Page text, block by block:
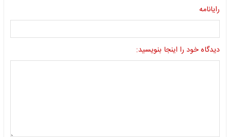
رایانامه
دیدگاه خود را اینجا بنویسید: